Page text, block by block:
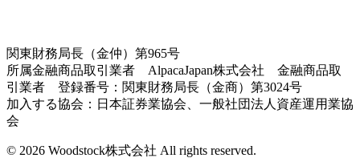
関東財務局長（金仲）第965号
所属金融商品取引業者 AlpacaJapan株式会社 金融商品取
引業者 登録番号：関東財務局長（金商）第3024号
加入する協会：日本証券業協会、一般社団法人資産運用業協
会
© 2026 Woodstock株式会社 All rights reserved.